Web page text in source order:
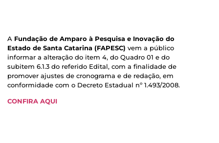
A Fundação de Amparo à Pesquisa e Inovação do
Estado de Santa Catarina (FAPESC) vem a público
informar a alteração do item 4, do Quadro 01 e do
subitem 6.1.3 do referido Edital, com a finalidade de
promover ajustes de cronograma e de redação, em
conformidade com o Decreto Estadual nº 1.493/2008.
CONFIRA AQUI